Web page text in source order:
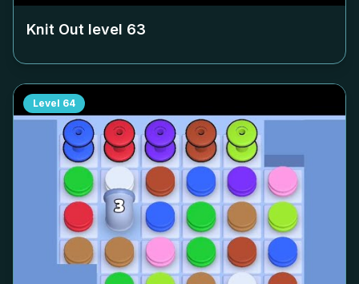
Knit Out level 63
Level 64